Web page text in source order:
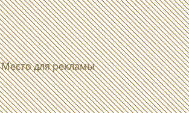
Место для рекламы